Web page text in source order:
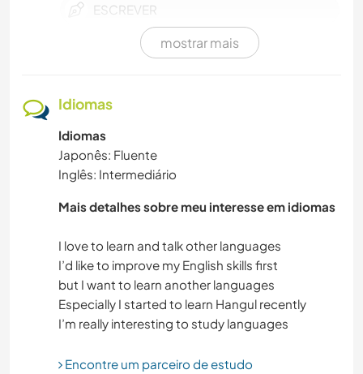
ESCREVER
MÚSICA
HISTÓRIA
DESENHO E PINTURA
CULINÁRIA E COMIDA
LIVROS
mostrar mais
Idiomas
Idiomas
Japonês: Fluente
Inglês: Intermediário
Mais detalhes sobre meu interesse em idiomas
I love to learn and talk other languages
I’d like to improve my English skills first
but I want to learn another languages
Especially I started to learn Hangul recently
Encontre um parceiro de estudo